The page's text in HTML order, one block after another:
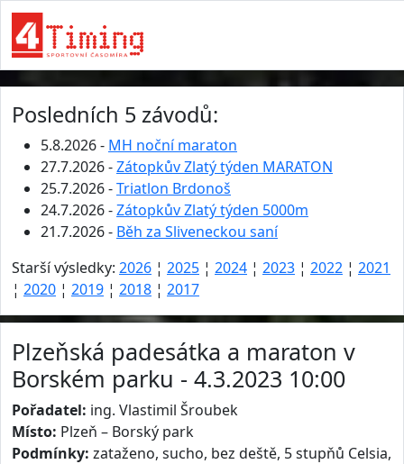
Posledních 5 závodů:
5.8.2026 - MH noční maraton
27.7.2026 -Zátopkův Zlatý týden MARATON
25.7.2026 -Triatlon Brdonoš
24.7.2026 -Zátopkův Zlatý týden 5000m
21.7.2026 - Běh za Sliveneckou saní
Starší výsledky: 2026 ¦ 2025 ¦ 2024 ¦ 2023 ¦ 2022 ¦ 2021
¦ 2020 ¦ 2019 ¦ 2018 ¦ 2017
Plzeňská padesátka a maraton v
Borském parku - 4.3.2023 10:00
Pořadatel: ing. Vlastimil Šroubek
Místo: Plzeň – Borský park
Podmínky: zataženo, sucho, bez deště, 5 stupňů Celsia,